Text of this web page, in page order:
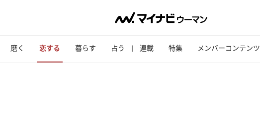
磨く 恋する 暮らす 占う 連載 特集 メンバーコンテンツ